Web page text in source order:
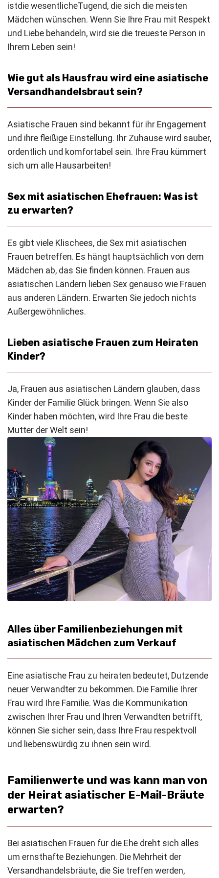
istdie wesentlicheTugend, die sich die meisten
Mädchen wünschen. Wenn Sie Ihre Frau mit Respekt
und Liebe behandeln, wird sie die treueste Person in
Ihrem Leben sein!
Wie gut als Hausfrau wird eine asiatische
Versandhandelsbraut sein?
Asiatische Frauen sind bekannt für ihr Engagement
und ihre fleißige Einstellung. Ihr Zuhause wird sauber,
ordentlich und komfortabel sein. Ihre Frau kümmert
sich um alle Hausarbeiten!
Sex mit asiatischen Ehefrauen: Was ist
zu erwarten?
Es gibt viele Klischees, die Sex mit asiatischen
Frauen betreffen. Es hängt hauptsächlich von dem
Mädchen ab, das Sie finden können. Frauen aus
asiatischen Ländern lieben Sex genauso wie Frauen
aus anderen Ländern. Erwarten Sie jedoch nichts
Außergewöhnliches.
Lieben asiatische Frauen zum Heiraten
Kinder?
Ja, Frauen aus asiatischen Ländern glauben, dass
Kinder der Familie Glück bringen. Wenn Sie also
Kinder haben möchten, wird Ihre Frau die beste
Mutter der Welt sein!
Alles über Familienbeziehungen mit
asiatischen Mädchen zum Verkauf
Eine asiatische Frau zu heiraten bedeutet, Dutzende
neuer Verwandter zu bekommen. Die Familie Ihrer
Frau wird Ihre Familie. Was die Kommunikation
zwischen Ihrer Frau und Ihren Verwandten betrifft,
können Sie sicher sein, dass Ihre Frau respektvoll
und liebenswürdig zu ihnen sein wird.
Familienwerte und was kann man von
der Heirat asiatischer E-Mail-Bräute
erwarten?
Bei asiatischen Frauen für die Ehe dreht sich alles
um ernsthafte Beziehungen. Die Mehrheit der
Versandhandelsbräute, die Sie treffen werden,